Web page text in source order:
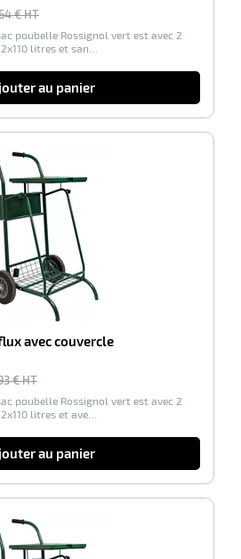
€ HT
poubelle Rossignol vert est avec 2
litres et san…
au panier
avec couvercle
€ HT
poubelle Rossignol vert est avec 2
litres et ave…
au panier